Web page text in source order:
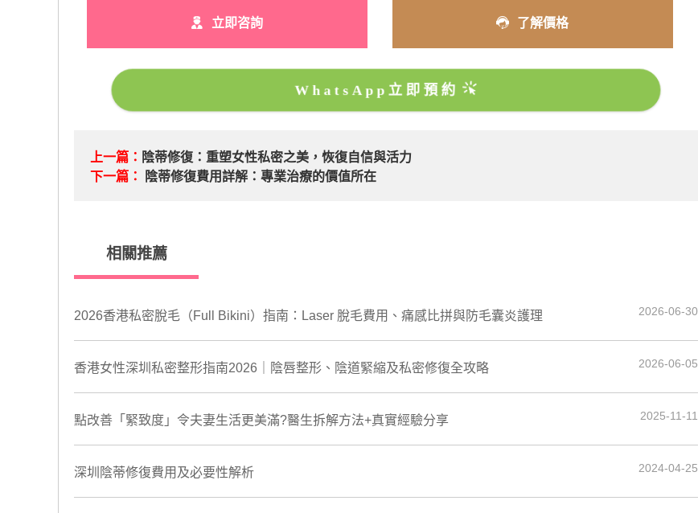
立即咨詢 了解價格
WhatsApp立即預約
上一篇： 陰蒂修復：重塑女性私密之美，恢復自信與活力
下一篇：
陰蒂修復費用詳解：專業治療的價值所在
相關推薦
2026香港私密脫毛（Full Bikini）指南：Laser 脫毛費用、痛感比拼與防毛囊炎護理 2026-06-30
香港女性深圳私密整形指南2026｜陰唇整形、陰道緊縮及私密修復全攻略 2026-06-05
點改善「緊致度」令夫妻生活更美滿?醫生拆解方法+真實經驗分享 2025-11-11
​深圳陰蒂修復費用及必要性解析 2024-04-25